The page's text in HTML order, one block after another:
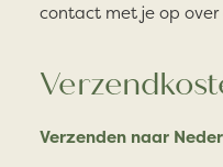
contact met je op
Verzenden naar